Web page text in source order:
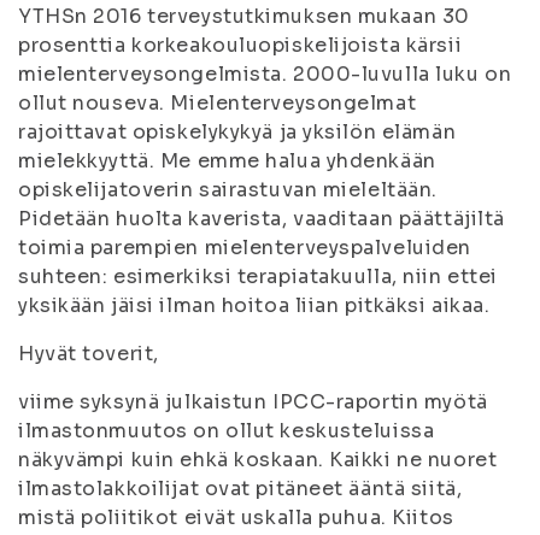
YTHSn 2016 terveystutkimuksen mukaan 30
prosenttia korkeakouluopiskelijoista kärsii
mielenterveysongelmista. 2000-luvulla luku on
ollut nouseva. Mielenterveysongelmat
rajoittavat opiskelykykyä ja yksilön elämän
mielekkyyttä. Me emme halua yhdenkään
opiskelijatoverin sairastuvan mieleltään.
Pidetään huolta kaverista, vaaditaan päättäjiltä
toimia parempien mielenterveyspalveluiden
suhteen: esimerkiksi terapiatakuulla, niin ettei
yksikään jäisi ilman hoitoa liian pitkäksi aikaa.
Hyvät toverit,
viime syksynä julkaistun IPCC-raportin myötä
ilmastonmuutos on ollut keskusteluissa
näkyvämpi kuin ehkä koskaan. Kaikki ne nuoret
ilmastolakkoilijat ovat pitäneet ääntä siitä,
mistä poliitikot eivät uskalla puhua. Kiitos